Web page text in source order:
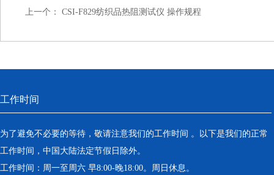
上一个： CSI-F829纺织品热阻测试仪 操作规程
工作时间
为了避免不必要的等待，敬请注意我们的工作时间 。以下是我们的正常
工作时间，中国大陆法定节假日除外。
工作时间：周一至周六 早8:00-晚18:00。周日休息。